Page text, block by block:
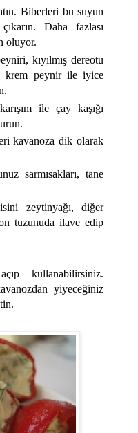
Biberleri bu suyun
Daha fazlası
oluyor.
kıyılmış dereotu
krem peynir ile iyice
ile çay kaşığı
kavanoza dik olarak
sarmısakları, tane
zeytinyağı, diğer
tuzunuda ilave edip
kullanabilirsiniz.
yiyeceğiniz